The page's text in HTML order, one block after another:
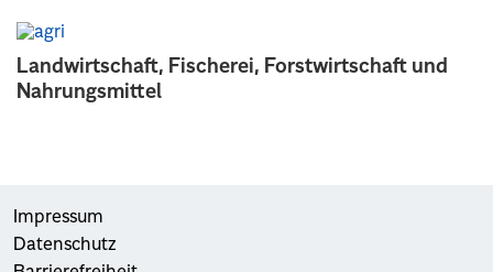
Landwirtschaft, Fischerei, Forstwirtschaft und
Nahrungsmittel
Impressum
Datenschutz